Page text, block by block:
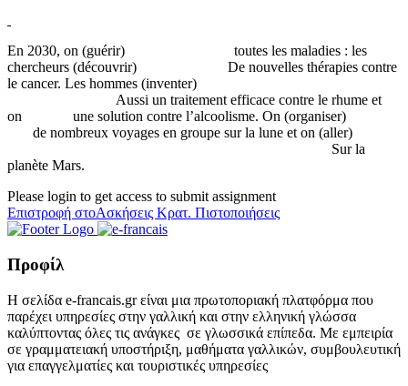
En 2030, on (guérir) toutes les maladies : les
chercheurs (découvrir) De nouvelles thérapies contre
le cancer. Les hommes (inventer)
Aussi un traitement efficace contre le rhume et
on une solution contre l’alcoolisme. On (organiser)
de nombreux voyages en groupe sur la lune et on (aller)
Sur la
planète Mars.
Please login to get access to submit assignment
Επιστροφή στοΑσκήσεις Κρατ. Πιστοποιήσεις
Προφίλ
Η σελίδα e-francais.gr είναι μια πρωτοποριακή πλατφόρμα που
παρέχει υπηρεσίες στην γαλλική και στην ελληνική γλώσσα
καλύπτοντας όλες τις ανάγκες σε γλωσσικά επίπεδα. Με εμπειρία
σε γραμματειακή υποστήριξη, μαθήματα γαλλικών, συμβουλευτική
για επαγγελματίες και τουριστικές υπηρεσίες